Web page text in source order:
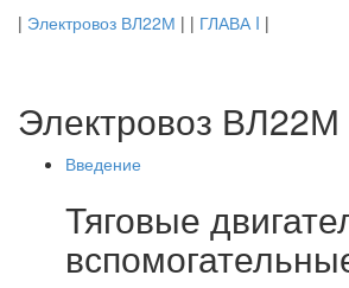
| Электровоз ВЛ22М | | ГЛАВА I |
Электровоз ВЛ22М
Введение
Тяговые